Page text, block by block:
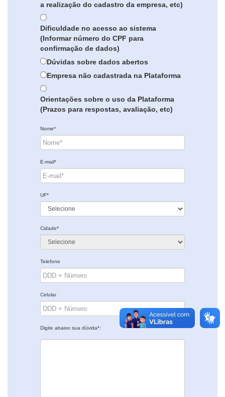
a realização do cadastro da empresa, etc)
Dificuldade no acesso ao sistema
(Informar número do CPF para
confirmação de dados)
Dúvidas sobre dados abertos
Empresa não cadastrada na Plataforma
Orientações sobre o uso da Plataforma
(Prazos para respostas, avaliação, etc)
Nome*
E-mail*
UF*
Cidade*
Telefone
Celular
Digite abaixo sua dúvida*: